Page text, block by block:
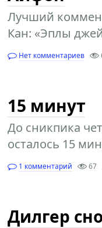
Лучший
Кан: «Эплы
Нет комментариев
15 минут
До сникпика
осталось 15
1 комментарий 67
Дилгер